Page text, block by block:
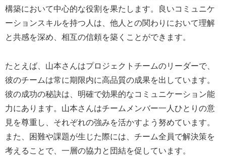
構築において中心的な役割を果たします。良いコミュニケ
ーションスキルを持つ人は、他人との関わりにおいて理解
と共感を深め、相互の信頼を築くことができます。
たとえば、山本さんはプロジェクトチームのリーダーで、
彼のチームは常に期限内に高品質の成果を出しています。
彼の成功の秘訣は、明確で効果的なコミュニケーション能
力にあります。山本さんはチームメンバー一人ひとりの意
見を尊重し、それぞれの強みを活かすよう努めています。
また、困難や課題が生じた際には、チーム全員で解決策を
考えることで、一層の協力と団結を促しています。